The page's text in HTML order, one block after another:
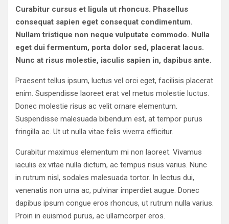
Curabitur cursus et ligula ut rhoncus. Phasellus
consequat sapien eget consequat condimentum.
Nullam tristique non neque vulputate commodo. Nulla
eget dui fermentum, porta dolor sed, placerat lacus.
Nunc at risus molestie, iaculis sapien in, dapibus ante.
Praesent tellus ipsum, luctus vel orci eget, facilisis placerat
enim. Suspendisse laoreet erat vel metus molestie luctus.
Donec molestie risus ac velit ornare elementum.
Suspendisse malesuada bibendum est, at tempor purus
fringilla ac. Ut ut nulla vitae felis viverra efficitur.
Curabitur maximus elementum mi non laoreet. Vivamus
iaculis ex vitae nulla dictum, ac tempus risus varius. Nunc
in rutrum nisl, sodales malesuada tortor. In lectus dui,
venenatis non urna ac, pulvinar imperdiet augue. Donec
dapibus ipsum congue eros rhoncus, ut rutrum nulla varius.
Proin in euismod purus, ac ullamcorper eros.